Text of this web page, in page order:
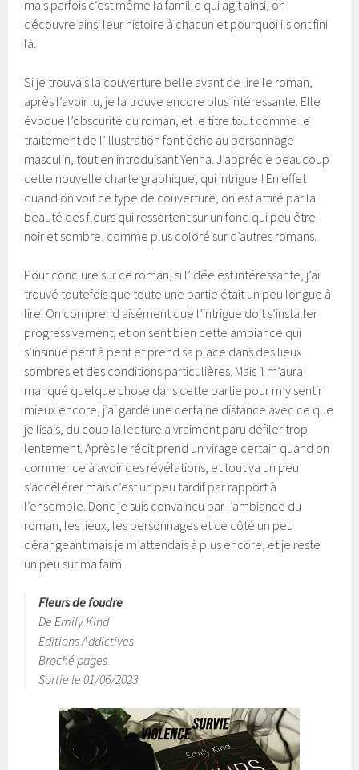
mais parfois c’est même la famille qui agit ainsi, on
découvre ainsi leur histoire à chacun et pourquoi ils ont fini
là.
Si je trouvais la couverture belle avant de lire le roman,
après l’avoir lu, je la trouve encore plus intéressante. Elle
évoque l’obscurité du roman, et le titre tout comme le
traitement de l’illustration font écho au personnage
masculin, tout en introduisant Yenna. J’apprécie beaucoup
cette nouvelle charte graphique, qui intrigue ! En effet
quand on voit ce type de couverture, on est attiré par la
beauté des fleurs qui ressortent sur un fond qui peu être
noir et sombre, comme plus coloré sur d’autres romans.
Pour conclure sur ce roman, si l’idée est intéressante, j’ai
trouvé toutefois que toute une partie était un peu longue à
lire. On comprend aisément que l’intrigue doit s’installer
progressivement, et on sent bien cette ambiance qui
s’insinue petit à petit et prend sa place dans des lieux
sombres et des conditions particulières. Mais il m’aura
manqué quelque chose dans cette partie pour m’y sentir
mieux encore, j’ai gardé une certaine distance avec ce que
je lisais, du coup la lecture a vraiment paru défiler trop
lentement. Après le récit prend un virage certain quand on
commence à avoir des révélations, et tout va un peu
s’accélérer mais c’est un peu tardif par rapport à
l’ensemble. Donc je suis convaincu par l’ambiance du
roman, les lieux, les personnages et ce côté un peu
dérangeant mais je m’attendais à plus encore, et je reste
un peu sur ma faim.
Fleurs de foudre
De Emily Kind
Editions Addictives
Broché pages
Sortie le 01/06/2023